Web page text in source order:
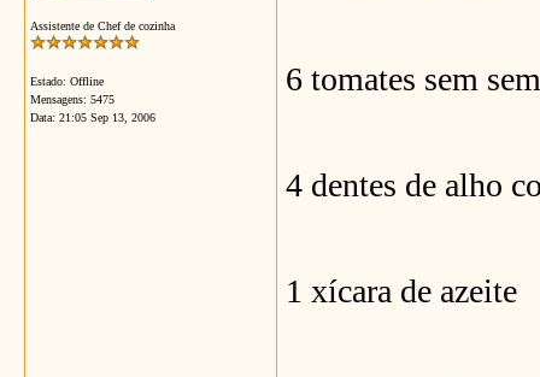
Assistente de Chef de cozinha
Estado: Offline
Mensagens: 5475
Data: 21:05 Sep 13, 2006
6 tomates sem
4 dentes de alho
1 xícara de azeite